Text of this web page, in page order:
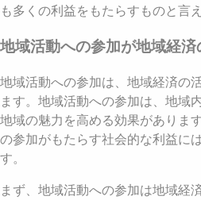
も多くの利益をもたらすものと言
地域活動への参加が地域経
地域活動への参加は、地域経済の
ます。地域活動への参加は、地域
地域の魅力を高める効果がありま
の参加がもたらす社会的な利益に
す。
まず、地域活動への参加は地域経